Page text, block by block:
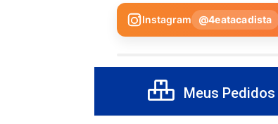
Instagram @4eatacadista
Meus Pedidos